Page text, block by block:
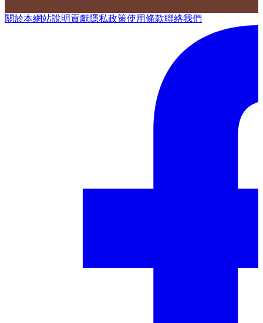
關於本網站說明貢獻隱私政策使用條款聯絡我們